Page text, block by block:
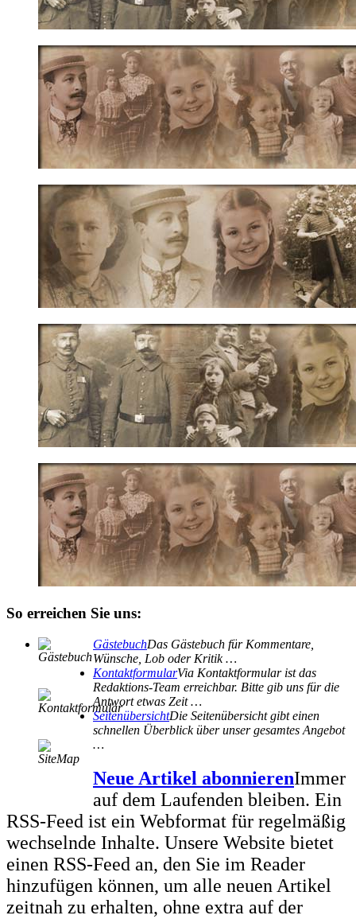
So erreichen Sie uns:
GästebuchDas Gästebuch für Kommentare,
Wünsche, Lob oder Kritik …
KontaktformularVia Kontaktformular ist das
Redaktions-Team erreichbar. Bitte gib uns für die
Antwort etwas Zeit …
SeitenübersichtDie Seitenübersicht gibt einen
schnellen Überblick über unser gesamtes Angebot
…
Neue Artikel abonnierenImmer
auf dem Laufenden bleiben. Ein
RSS-Feed ist ein Webformat für regelmäßig
wechselnde Inhalte. Unsere Website bietet
einen RSS-Feed an, den Sie im Reader
hinzufügen können, um alle neuen Artikel
zeitnah zu erhalten, ohne extra auf der